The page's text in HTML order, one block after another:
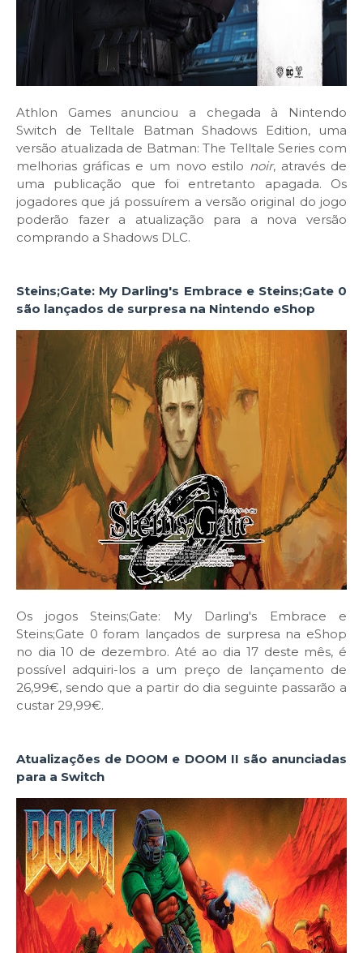
Athlon Games anunciou a chegada à Nintendo
Switch de Telltale Batman Shadows Edition, uma
versão atualizada de Batman: The Telltale Series com
melhorias gráficas e um novo estilo noir, através de
uma publicação que foi entretanto apagada. Os
jogadores que já possuírem a versão original do jogo
poderão fazer a atualização para a nova versão
comprando a Shadows DLC.
Steins;Gate: My Darling's Embrace e Steins;Gate 0
são lançados de surpresa na Nintendo eShop
Os jogos Steins;Gate: My Darling's Embrace e
Steins;Gate 0 foram lançados de surpresa na eShop
no dia 10 de dezembro. Até ao dia 17 deste mês, é
possível adquiri-los a um preço de lançamento de
26,99€, sendo que a partir do dia seguinte passarão a
custar 29,99€.
Atualizações de DOOM e DOOM II são anunciadas
para a Switch